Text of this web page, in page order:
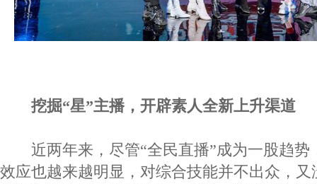
挖掘“星”主播，开辟素人全新上升渠道
近两年来，尽管“全民直播”成为一股趋势
效应也越来越明显，对综合技能并不出众，